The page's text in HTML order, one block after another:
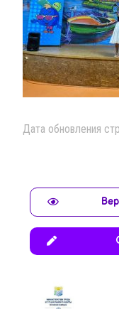
Дата обновления